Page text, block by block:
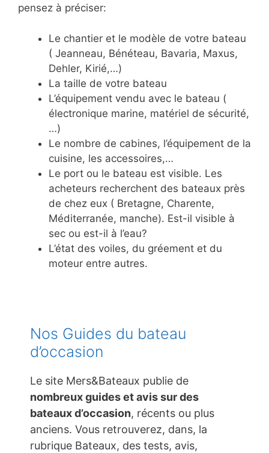
pensez à préciser:
Le chantier et le modèle de votre bateau
( Jeanneau, Bénéteau, Bavaria, Maxus,
Dehler, Kirié,…)
La taille de votre bateau
L’équipement vendu avec le bateau (
électronique marine, matériel de sécurité,
…)
Le nombre de cabines, l’équipement de la
cuisine, les accessoires,…
Le port ou le bateau est visible. Les
acheteurs recherchent des bateaux près
de chez eux ( Bretagne, Charente,
Méditerranée, manche). Est-il visible à
sec ou est-il à l’eau?
L’état des voiles, du gréement et du
moteur entre autres.
Nos Guides du bateau
d’occasion
Le site Mers&Bateaux publie de
nombreux guides et avis sur des
bateaux d’occasion, récents ou plus
anciens. Vous retrouverez, dans, la
rubrique Bateaux, des tests, avis,